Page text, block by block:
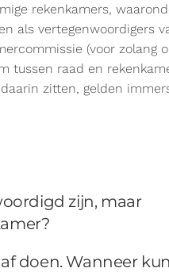
rekenkamers,
als vertegenwoordigers
(voor zolang
tussen raad en
zitten, gelden
zijn, maar
doen. Wanneer